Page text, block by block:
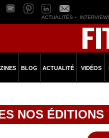
ACTUALITÉS
BLOG ACTUALITÉ VIDÉOS
NOS ÉDITIONS